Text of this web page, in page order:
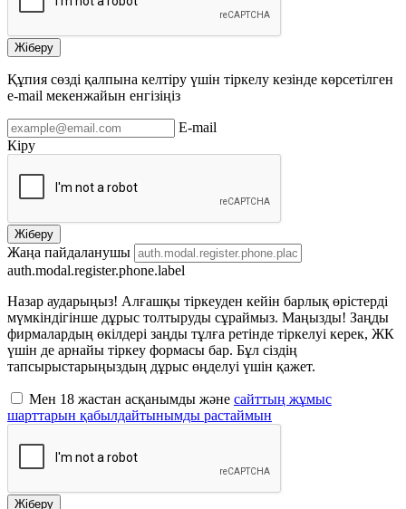
Жіберу
Құпия сөзді қалпына келтіру үшін тіркелу кезінде көрсетілген
e-mail мекенжайын енгізіңіз
E-mail
Кіру
Жіберу
Жаңа пайдаланушы
auth.modal.register.phone.label
Назар аударыңыз! Алғашқы тіркеуден кейін барлық өрістерді
мүмкіндігінше дұрыс толтыруды сұраймыз. Маңызды! Заңды
фирмалардың өкілдері заңды тұлға ретінде тіркелуі керек, ЖК
үшін де арнайы тіркеу формасы бар. Бұл сіздің
тапсырыстарыңыздың дұрыс өңделуі үшін қажет.
Мен 18 жастан асқанымды және сайттың жұмыс
шарттарын қабылдайтынымды растаймын
Жіберу